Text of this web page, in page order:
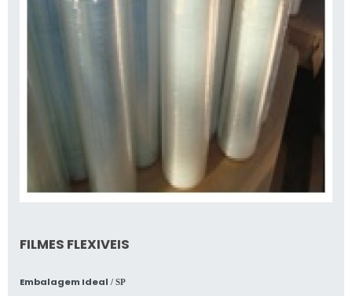
FILMES FLEXIVEIS
Embalagem Ideal / SP